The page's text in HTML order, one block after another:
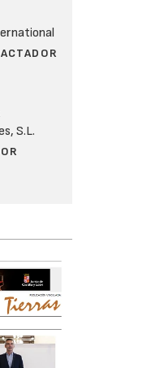
S.L.